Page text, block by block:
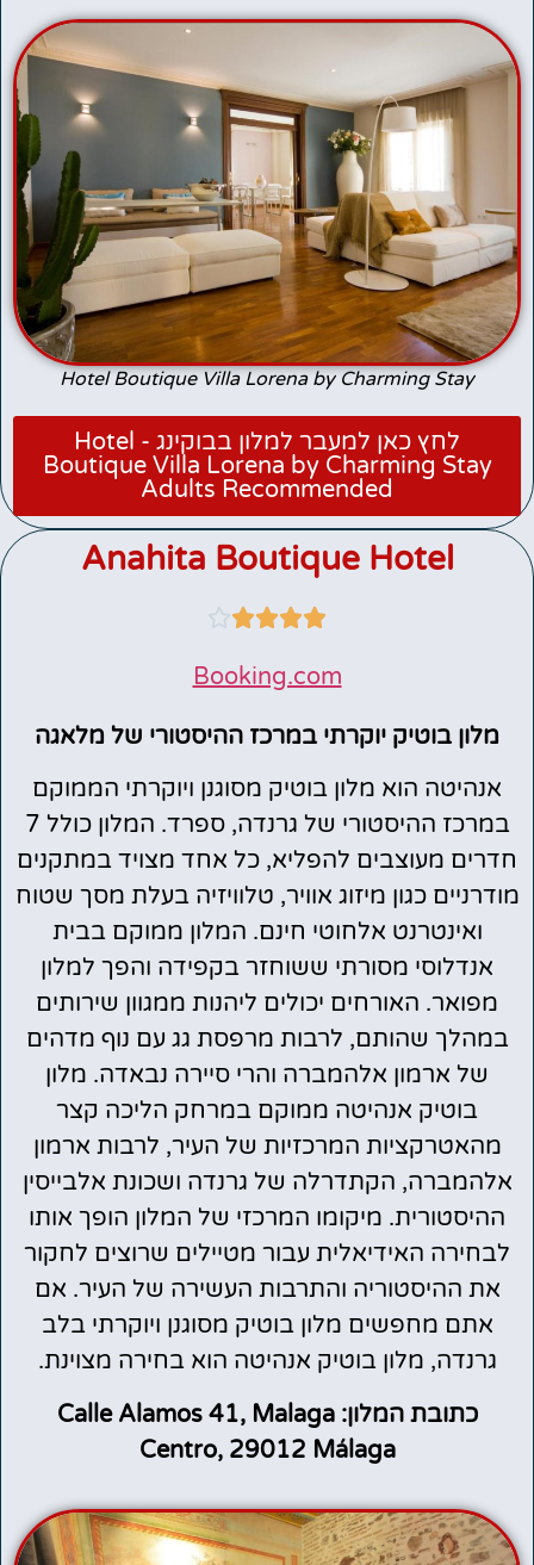
Hotel Boutique Villa Lorena by Charming Stay
לחץ כאן למעבר למלון בבוקינג - Hotel
Boutique Villa Lorena by Charming Stay
Adults Recommended
Anahita Boutique Hotel





Booking.com
מלון בוטיק יוקרתי במרכז ההיסטורי של מלאגה
אנהיטה הוא מלון בוטיק מסוגנן ויוקרתי הממוקם
במרכז ההיסטורי של גרנדה, ספרד. המלון כולל 7
חדרים מעוצבים להפליא, כל אחד מצויד במתקנים
מודרניים כגון מיזוג אוויר, טלוויזיה בעלת מסך שטוח
ואינטרנט אלחוטי חינם. המלון ממוקם בבית
אנדלוסי מסורתי ששוחזר בקפידה והפך למלון
מפואר. האורחים יכולים ליהנות ממגוון שירותים
במהלך שהותם, לרבות מרפסת גג עם נוף מדהים
של ארמון אלהמברה והרי סיירה נבאדה. מלון
בוטיק אנהיטה ממוקם במרחק הליכה קצר
מהאטרקציות המרכזיות של העיר, לרבות ארמון
אלהמברה, הקתדרלה של גרנדה ושכונת אלבייסין
ההיסטורית. מיקומו המרכזי של המלון הופך אותו
לבחירה האידיאלית עבור מטיילים שרוצים לחקור
את ההיסטוריה והתרבות העשירה של העיר. אם
אתם מחפשים מלון בוטיק מסוגנן ויוקרתי בלב
גרנדה, מלון בוטיק אנהיטה הוא בחירה מצוינת.
כתובת המלון: Calle Alamos 41, Malaga
Centro, 29012 Málaga